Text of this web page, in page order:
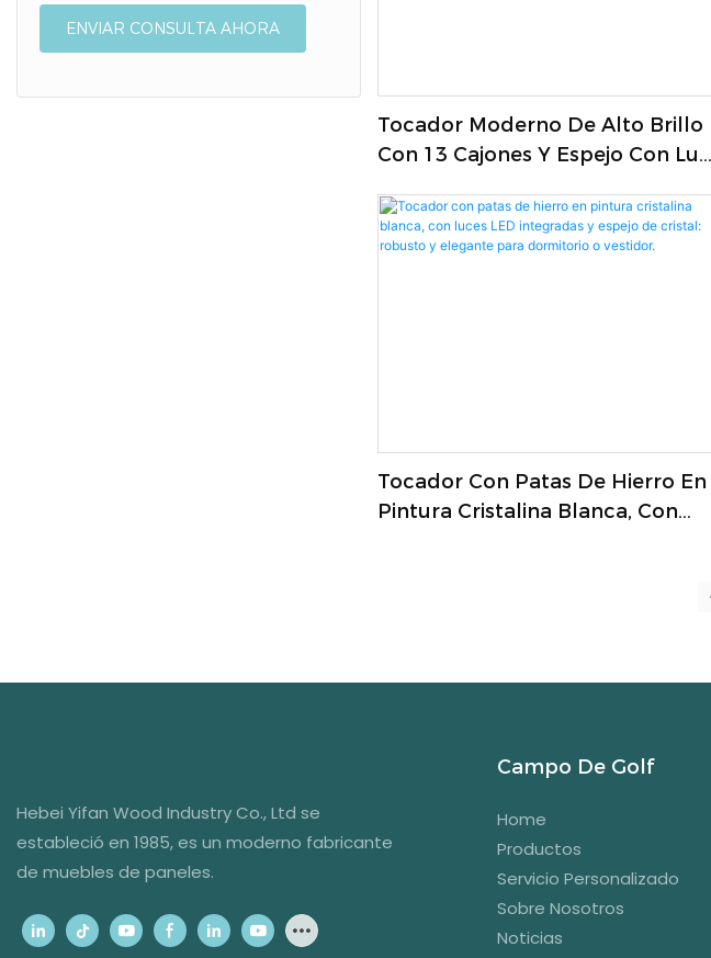
ENVIAR CONSULTA AHORA
Tocador Moderno De Alto Brillo
Con 13 Cajones Y Espejo Con Luz
Tocador Con Patas De Hierro En
Pintura Cristalina Blanca, Con
Hebei Yifan Wood Industry Co., Ltd se
estableció en 1985, es un moderno fabricante
de muebles de paneles.
Campo De Golf
Home
Productos
Servicio Personalizado
Sobre Nosotros
Noticias